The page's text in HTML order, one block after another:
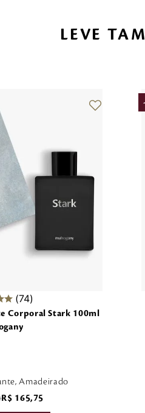
LEVE
74
Corporal Stark 100ml
Amadeirado
R$ 165,75
-